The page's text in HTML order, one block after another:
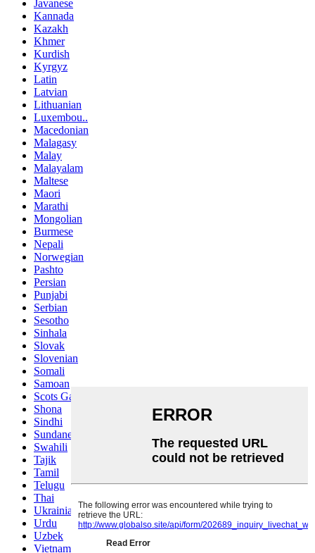
Javanese
Kannada
Kazakh
Khmer
Kurdish
Kyrgyz
Latin
Latvian
Lithuanian
Luxembou..
Macedonian
Malagasy
Malay
Malayalam
Maltese
Maori
Marathi
Mongolian
Burmese
Nepali
Norwegian
Pashto
Persian
Punjabi
Serbian
Sesotho
Sinhala
Slovak
Slovenian
Somali
Samoan
Scots Gaelic
Shona
Sindhi
Sundanese
Swahili
Tajik
Tamil
Telugu
Thai
Ukrainian
Urdu
Uzbek
Vietnamese